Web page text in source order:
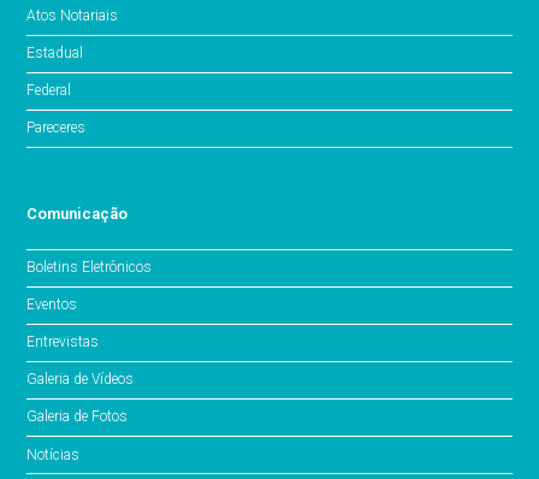
Atos Notariais
Estadual
Federal
Pareceres
Comunicação
Boletins Eletrônicos
Eventos
Entrevistas
Galeria de Vídeos
Galeria de Fotos
Notícias